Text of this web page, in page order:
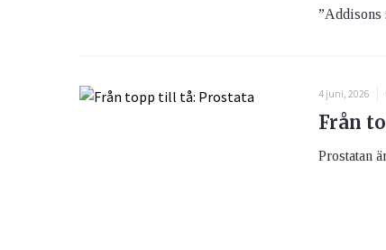
”Addisons
4 juni, 2026
Från
Prostatan